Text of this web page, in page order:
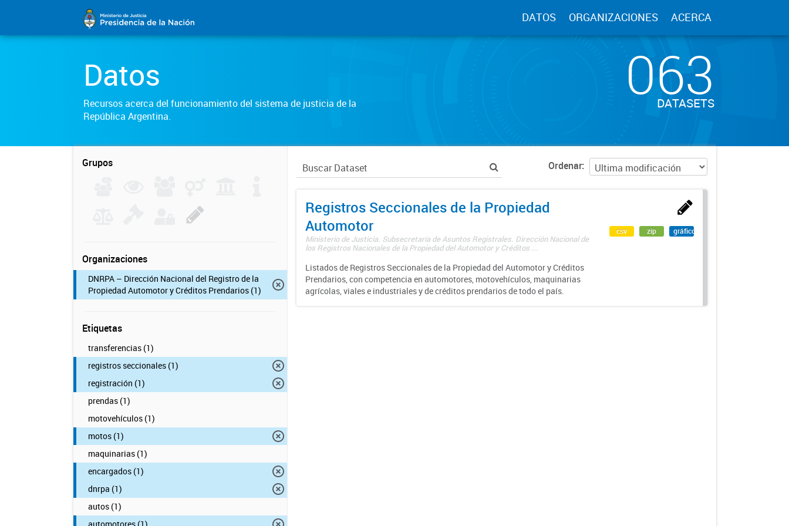
DATOS ORGANIZACIONES ACERCA
Datos
Recursos acerca del funcionamiento del sistema de justicia de la
República Argentina.
063
DATASETS
Grupos
Organizaciones
DNRPA – Dirección Nacional del Registro de la
Propiedad Automotor y Créditos Prendarios (1)
Etiquetas
transferencias (1)
registros seccionales (1)
registración (1)
prendas (1)
motovehículos (1)
motos (1)
maquinarias (1)
encargados (1)
dnrpa (1)
autos (1)
Ordenar
Registros Seccionales de la Propiedad
Automotor
Ministerio de Justicia. Subsecretaría de Asuntos Registrales. Dirección Nacional de
los Registros Nacionales de la Propiedad del Automotor y Créditos ...
Listados de Registros Seccionales de la Propiedad del Automotor y Créditos
Prendarios, con competencia en automotores, motovehículos, maquinarias
agrícolas, viales e industriales y de créditos prendarios de todo el país.
csv zip gráfico